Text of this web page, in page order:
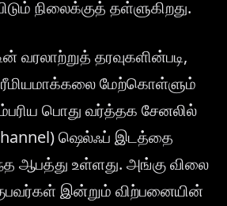
நிலைக்குத் தள்ளுகிறது.
வரலாற்றுத் தரவுகளின்படி,
மேற்கொள்ளும்
பொது வர்த்தக சேனலில்
ஷெல்ஃப் இடத்தை
ஆபத்து உள்ளது. அங்கு விலை
இன்றும் விற்பனையின்